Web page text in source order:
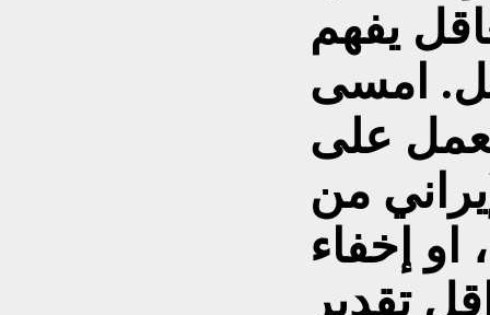
يفهم
امسى
يعمل على
من
او إخفاء